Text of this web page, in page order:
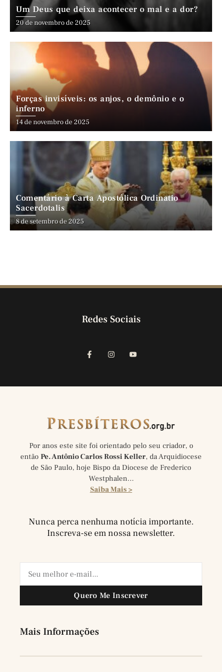
Um Deus que deixa acontecer o mal e a dor?
20 de novembro de 2025
Forças invisíveis: os anjos, o demônio e o
inferno
14 de novembro de 2025
Comentário à Carta Apostólica Ordinatio
Sacerdotalis
8 de setembro de 2025
Redes Sociais
Por anos este site foi orientado pelo seu criador, o
então Pe. Antônio Carlos Rossi Keller, da Arquidiocese
de São Paulo, hoje Bispo da Diocese de Frederico
Westphalen…
Saiba Mais >
Nunca perca nenhuma notícia importante.
Inscreva-se em nossa newsletter.
Quero Me Inscrever
Mais Informações